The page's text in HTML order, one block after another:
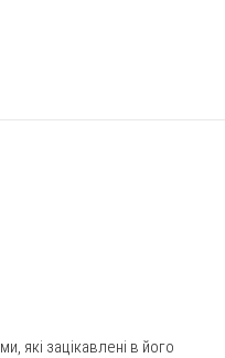
які зацікавлені в його